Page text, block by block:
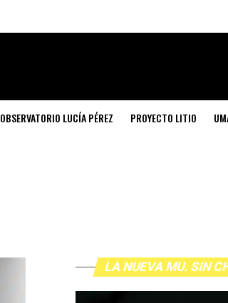
OBSERVATORIO LUCÍA PÉREZ PROYECTO LITIO
LA NUEVA MU. SIN